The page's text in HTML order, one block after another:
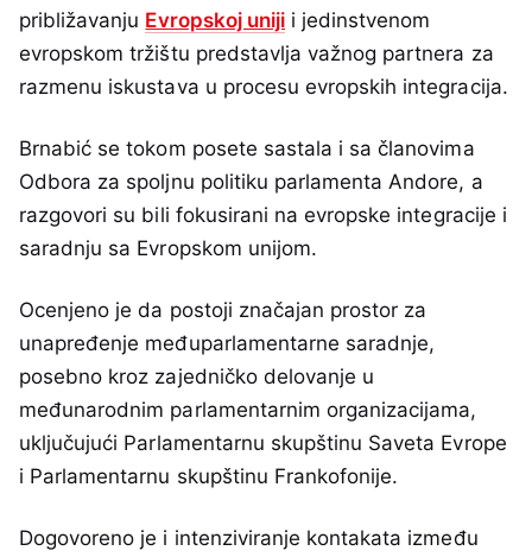
približavanju Evropskoj uniji i jedinstvenom
evropskom tržištu predstavlja važnog partnera za
razmenu iskustava u procesu evropskih integracija.
Brnabić se tokom posete sastala i sa članovima
Odbora za spoljnu politiku parlamenta Andore, a
razgovori su bili fokusirani na evropske integracije i
saradnju sa Evropskom unijom.
Ocenjeno je da postoji značajan prostor za
unapređenje međuparlamentarne saradnje,
posebno kroz zajedničko delovanje u
međunarodnim parlamentarnim organizacijama,
uključujući Parlamentarnu skupštinu Saveta Evrope
i Parlamentarnu skupštinu Frankofonije.
Dogovoreno je i intenziviranje kontakata između